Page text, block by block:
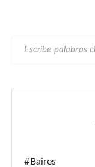
C
#Baires